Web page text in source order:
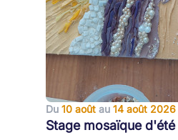
Du 10 août au 14 août 2026
Stage mosaïque d'été